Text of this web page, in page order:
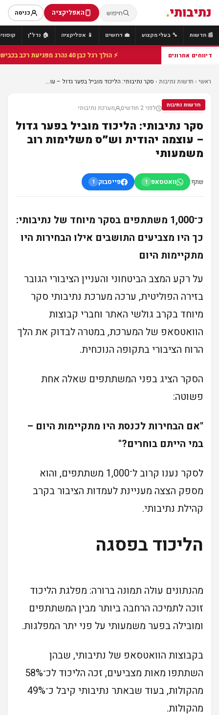
נתיבותי. חיפוש האפליקציה כניסה
📰 חדשות 🔧 בעלי מקצוע 💼 דרושים 📱 אפליקציה 🏠 נדל"ן
דיווחים אחרונים ⚡ הולך רגל כבן 40 נהרג מפגיעת רכב בכביש 25 סמוך לצומת הנשיא, מתנדבי זק"א פועלו בזירה
ראשי › חדשות נתיבות › סקר נתיבותי: הליכוד מוביל בפער גדול – עו...
חדשות נתיבות
חדשות נתיבות לפני 2 חודשים מערכת נתיבותי
סקר נתיבותי: הליכוד מוביל בפער גדול
– עוצמה יהודית וש״ס משלימות רוב
משמעותי
שתף: וואטסאפ 1 פייסבוק 1
כ־1,000 משתתפים בסקר מיוחד של נתיבותי:
כך היו מצביעים התושבים אילו הבחירות היו
מתקיימות היום
על רקע המצב הביטחוני והעניין הציבורי הגובר
בזירה הפוליטית, ערכה מערכת נתיבותי סקר
מיוחד בקרב גולשי האתר וחברי קבוצות
הוואטסאפ של המערכת, במטרה לבדוק את הלך
הרוח הציבורי בתקופה הנוכחית.
הסקר הציג בפני המשתתפים שאלה אחת
פשוטה:
"אם הבחירות לכנסת היו מתקיימות היום –
במי הייתם בוחרים?"
לסקר נענו קרוב ל־1,000 משתתפים, והוא
מספק הצצה מעניינת לעמדות הציבור בקרב
קהילת נתיבותי.
הליכוד בפסגה
מהנתונים עולה תמונה ברורה: מפלגת הליכוד
זוכה לתמיכה הרחבה ביותר מבין המשתתפים
ומובילה בפער משמעותי על פני יתר המפלגות.
בקבוצות הוואטסאפ של נתיבותי, שבהן
השתתפו מאות מצביעים, זכה הליכוד לכ־58%
מהקולות, בעוד שבאתר נתיבותי קיבל כ־49%
מהקולות.